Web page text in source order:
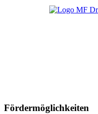
Fördermöglichkeiten